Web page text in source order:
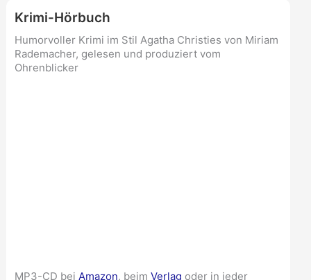
Krimi-Hörbuch
Humorvoller Krimi im Stil Agatha Christies von Miriam
Rademacher, gelesen und produziert vom
Ohrenblicker
MP3-CD bei Amazon, beim Verlag oder in jeder